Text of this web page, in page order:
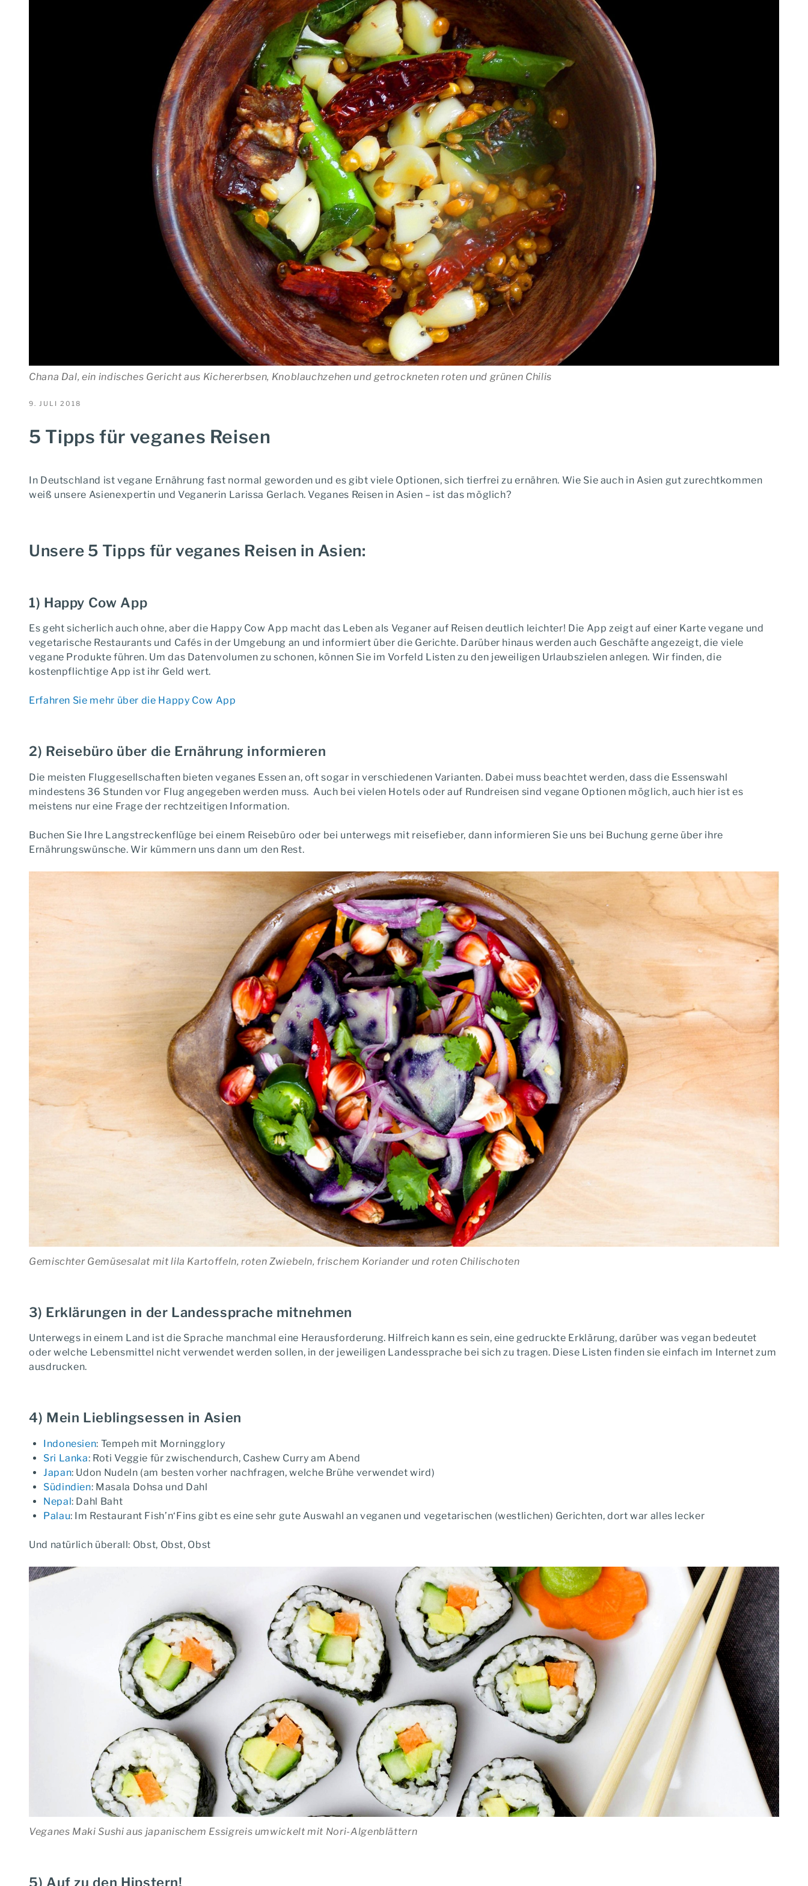
Chana Dal, ein indisches Gericht aus Kichererbsen, Knoblauchzehen und getrockneten roten und grünen Chilis
VERÖFFENTLICHT
9. JULI 2018
5 Tipps für veganes Reisen
In Deutschland ist vegane Ernährung fast normal geworden und es gibt viele Optionen, sich tierfrei zu ernähren. Wie Sie auch in Asien gut zurechtkommen
weiß unsere Asienexpertin und Veganerin Larissa Gerlach.Veganes Reisen in Asien – ist das möglich?
Unsere 5 Tipps für veganes Reisen in Asien:
1) Happy Cow App
Es geht sicherlich auch ohne, aber die Happy Cow App macht das Leben als Veganer auf Reisen deutlich leichter! Die App zeigt auf einer Karte vegane und
vegetarische Restaurants und Cafés in der Umgebung an und informiert über die Gerichte. Darüber hinaus werden auch Geschäfte angezeigt, die viele
vegane Produkte führen. Um das Datenvolumen zu schonen, können Sie im Vorfeld Listen zu den jeweiligen Urlaubszielen anlegen. Wir finden, die
kostenpflichtige App ist ihr Geld wert.
Erfahren Sie mehr über die Happy Cow App
2) Reisebüro über die Ernährung informieren
Die meisten Fluggesellschaften bieten veganes Essen an, oft sogar in verschiedenen Varianten. Dabei muss beachtet werden, dass die Essenswahl
mindestens 36 Stunden vor Flug angegeben werden muss. Auch bei vielen Hotels oder auf Rundreisen sind vegane Optionen möglich, auch hier ist es
meistens nur eine Frage der rechtzeitigen Information.
Buchen Sie Ihre Langstreckenflüge bei einem Reisebüro oder bei unterwegs mit reisefieber, dann informieren Sie uns bei Buchung gerne über ihre
Ernährungswünsche. Wir kümmern uns dann um den Rest.
Gemischter Gemüsesalat mit lila Kartoffeln, roten Zwiebeln, frischem Koriander und roten Chilischoten
3) Erklärungen in der Landessprache mitnehmen
Unterwegs in einem Land ist die Sprache manchmal eine Herausforderung. Hilfreich kann es sein, eine gedruckte Erklärung, darüber was vegan bedeutet
oder welche Lebensmittel nicht verwendet werden sollen, in der jeweiligen Landessprache bei sich zu tragen. Diese Listen finden sie einfach im Internet zum
ausdrucken.
4) Mein Lieblingsessen in Asien
Indonesien: Tempeh mit Morningglory
Sri Lanka: Roti Veggie für zwischendurch, Cashew Curry am Abend
Japan: Udon Nudeln (am besten vorher nachfragen, welche Brühe verwendet wird)
Südindien: Masala Dohsa und Dahl
Nepal: Dahl Baht
Palau: Im Restaurant Fish’n‘Fins gibt es eine sehr gute Auswahl an veganen und vegetarischen (westlichen) Gerichten, dort war alles lecker
Und natürlich überall: Obst, Obst, Obst
Veganes Maki Sushi aus japanischem Essigreis umwickelt mit Nori-Algenblättern
5) Auf zu den Hipstern!